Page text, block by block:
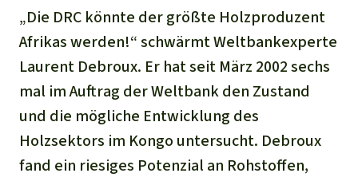
Zement und Beton
„Die DRC könnte der größte Holzproduzent
Afrikas werden!“ schwärmt Weltbankexperte
Laurent Debroux. Er hat seit März 2002 sechs
mal im Auftrag der Weltbank den Zustand
und die mögliche Entwicklung des
Holzsektors im Kongo untersucht. Debroux
fand ein riesiges Potenzial an Rohstoffen,